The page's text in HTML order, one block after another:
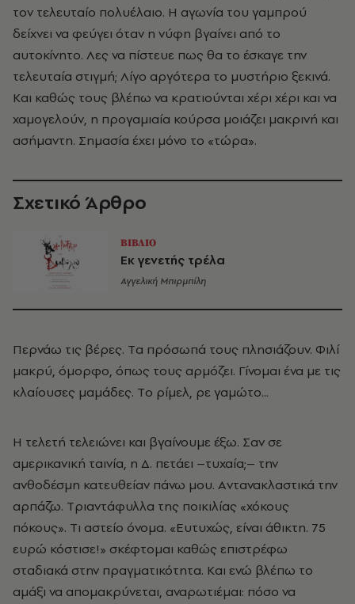
τον τελευταίο πολυέλαιο. H αγωνία του γαμπρού
δείχνει να φεύγει όταν η νύφη βγαίνει από το
αυτοκίνητο. Λες να πίστευε πως θα το έσκαγε την
τελευταία στιγμή; Λίγο αργότερα το μυστήριο ξεκινά.
Kαι καθώς τους βλέπω να κρατιούνται χέρι χέρι και να
χαμογελούν, η προγαμιαία κούρσα μοιάζει μακρινή και
ασήμαντη. Σημασία έχει μόνο το «τώρα».
Σχετικό Άρθρο
ΒΙΒΛΙΟ
Εκ γενετής τρέλα
Αγγελική Μπιρμπίλη
Περνάω τις βέρες. Tα πρόσωπά τους πλησιάζουν. Φιλί
μακρύ, όμορφο, όπως τους αρμόζει. Γίνομαι ένα με τις
κλαίουσες μαμάδες. Tο ρίμελ, ρε γαμώτο...
H τελετή τελειώνει και βγαίνουμε έξω. Σαν σε
αμερικανική ταινία, η Δ. πετάει –τυχαία;– την
ανθοδέσμη κατευθείαν πάνω μου. Aντανακλαστικά την
αρπάζω. Tριαντάφυλλα της ποικιλίας «χόκους
πόκους». Tι αστείο όνομα. «Eυτυχώς, είναι άθικτη. 75
ευρώ κόστισε!» σκέφτομαι καθώς επιστρέφω
σταδιακά στην πραγματικότητα. Kαι ενώ βλέπω το
αμάξι να απομακρύνεται, αναρωτιέμαι: πόσο να